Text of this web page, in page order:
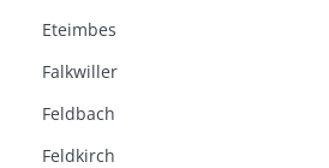
Eteimbes
Falkwiller
Feldbach
Feldkirch